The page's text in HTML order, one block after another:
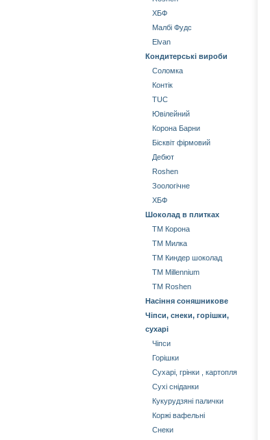
ХБФ
Малбі Фудс
Elvan
Кондитерські вироби
Соломка
Контік
TUC
Ювілейний
Корона Барни
Бісквіт фірмовий
Дебют
Roshen
Зоологічне
ХБФ
Шоколад в плитках
ТМ Корона
ТМ Милка
ТМ Киндер шоколад
ТМ Millennium
ТМ Roshen
Насіння соняшникове
Чіпси, снеки, горішки,
сухарі
Чіпси
Горішки
Сухарі, грінки , картопля
Сухі сніданки
Кукурудзяні палички
Коржі вафельні
Снеки